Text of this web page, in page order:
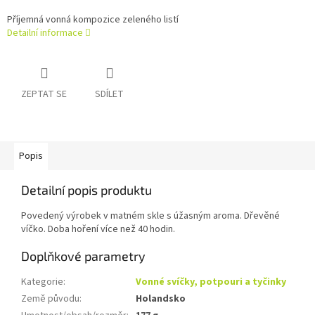
Příjemná vonná kompozice zeleného listí
Detailní informace
ZEPTAT SE SDÍLET
Popis
Detailní popis produktu
Povedený výrobek v matném skle s úžasným aroma. Dřevěné
víčko. Doba hoření více než 40 hodin.
Doplňkové parametry
Kategorie:
Vonné svíčky, potpouri a tyčinky
Země původu:
Holandsko